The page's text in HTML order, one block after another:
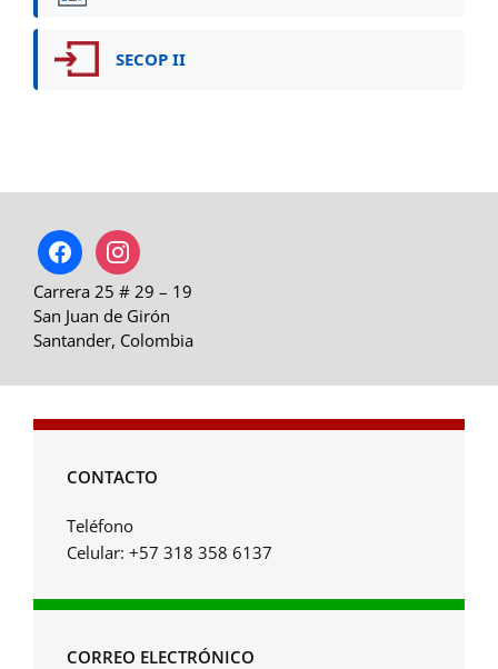
SECOP II
facebookinstagram
Carrera 25 # 29 – 19
San Juan de Girón
Santander, Colombia
CONTACTO
Teléfono
Celular: +57 318 358 6137
CORREO ELECTRÓNICO